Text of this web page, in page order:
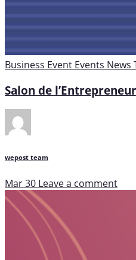
Business Event Events News
Salon de
wepost team
Mar 30 Leave a comment